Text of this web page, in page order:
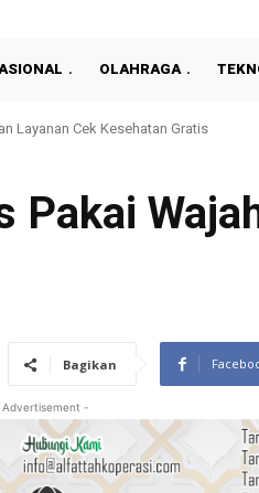
OLAHRAGA
Layanan Cek Kesehatan Gratis
Pakai
Bagikan
-